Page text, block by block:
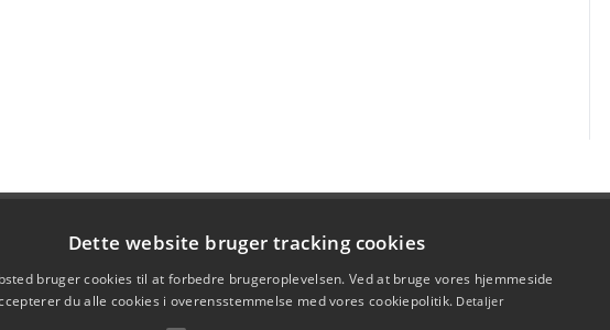
Dette website bruger tracking cookies
bruger cookies til at forbedre brugeroplevelsen. Ved at bruge vores hjemmeside
du alle cookies i overensstemmelse med vores cookiepolitik. Detaljer